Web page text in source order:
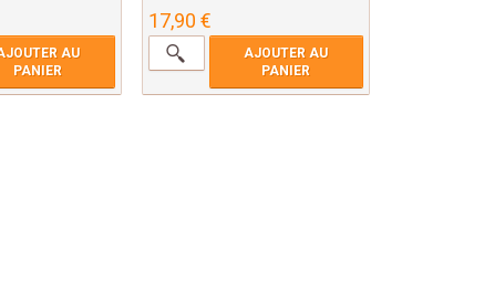
AU
PANIER
17,90 €
AJOUTER AU
PANIER